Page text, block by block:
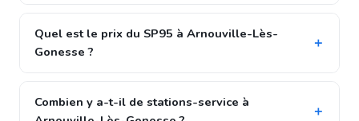
Quel est le prix du SP95 à Arnouville-Lès-
Gonesse ?
Combien y a-t-il de stations-service à